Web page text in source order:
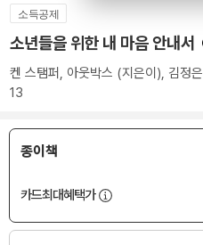
소득공제
소년들을 위한 내 마음 안내서
켄 스탬퍼 , 아웃박스 (지은이), 김정은
13
종이책
카드최대혜택가